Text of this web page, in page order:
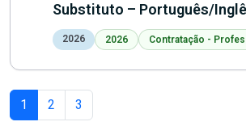
Substituto – Português/
2026 2026 Contratação -
1 2 3